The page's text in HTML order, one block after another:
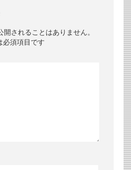
されることはありません。
必須項目です